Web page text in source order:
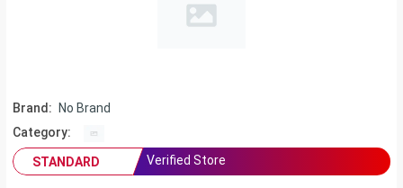
Brand:
No Brand
Category:
STANDARD
Verified Store